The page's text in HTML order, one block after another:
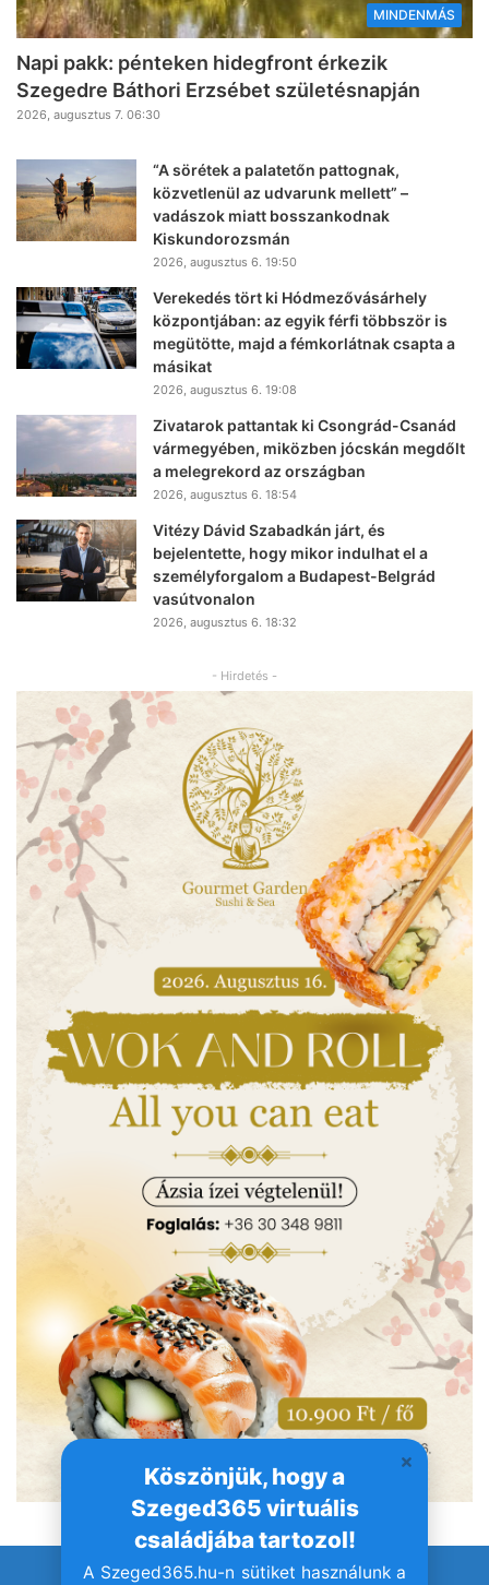
Köszönjük, hogy a
Szeged365 virtuális
családjába tartozol!
A Szeged365.hu-n sütiket használunk a
MINDENMÁS
Napi pakk: pénteken hidegfront érkezik
Szegedre Báthori Erzsébet születésnapján
2026, augusztus 7. 06:30
“A sörétek a palatetőn pattognak,
közvetlenül az udvarunk mellett” –
vadászok miatt bosszankodnak
Kiskundorozsmán
2026, augusztus 6. 19:50
Verekedés tört ki Hódmezővásárhely
központjában: az egyik férfi többször is
megütötte, majd a fémkorlátnak csapta a
másikat
2026, augusztus 6. 19:08
Zivatarok pattantak ki Csongrád-Csanád
vármegyében, miközben jócskán megdőlt
a melegrekord az országban
2026, augusztus 6. 18:54
Vitézy Dávid Szabadkán járt, és
bejelentette, hogy mikor indulhat el a
személyforgalom a Budapest-Belgrád
vasútvonalon
2026, augusztus 6. 18:32
- Hirdetés -